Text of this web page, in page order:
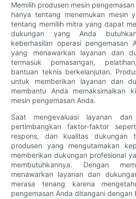
Memilih produsen mesin
hanya tentang menemukan mesin
tentang memilih mitra yang dapat
dukungan yang Anda
keberhasilan operasi pengemasan
yang menawarkan layanan dan
termasuk pemasangan,
bantuan teknis berkelanjutan.
untuk memberikan layanan dan
membantu Anda memaksimalkan
mesin pengemasan Anda.
Saat mengevaluasi layanan
pertimbangkan faktor-faktor
respons, dan kualitas dukungan
produsen yang mengutamakan
memberikan dukungan profesional
membutuhkannya. Dengan
menawarkan layanan dan
merasa tenang karena
pengemasan Anda ditangani dengan